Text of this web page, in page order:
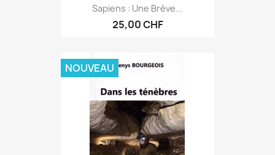
Sapiens : Une Brève...
25,00 CHF
NOUVEAU